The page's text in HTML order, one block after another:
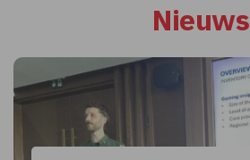
Nieuws